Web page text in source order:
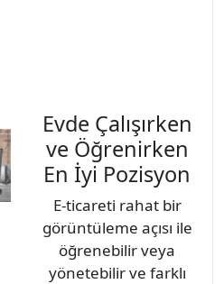
Evde Çalışırken
ve Öğrenirken
En İyi Pozisyon
E-ticareti rahat bir
görüntüleme açısı ile
öğrenebilir veya
yönetebilir ve farklı